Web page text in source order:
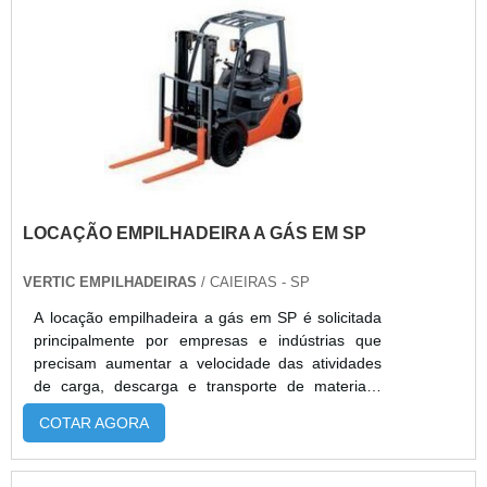
LOCAÇÃO EMPILHADEIRA A GÁS EM SP
VERTIC EMPILHADEIRAS / CAIEIRAS - SP
A locação empilhadeira a gás em SP é solicitada
principalmente por empresas e indústrias que
precisam aumentar a velocidade das atividades
de carga, descarga e transporte de materiais,
mas que não podem gastar valores altos com a
aquisição de um produto.AS VANTAGENS DA
gás é um veículo movido a partir da queima de
COTAR AGORA